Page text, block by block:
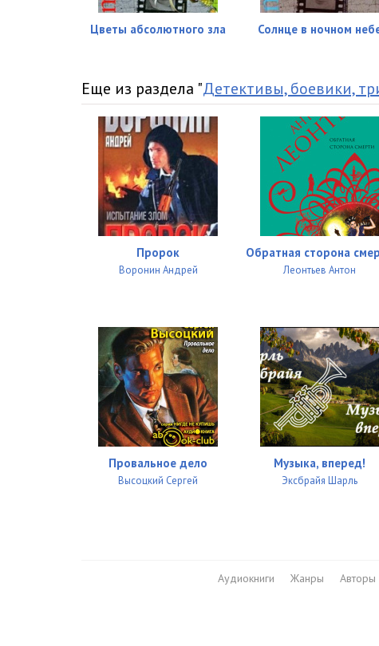
Цветы абсолютного зла Солнце в ночном
Еще из раздела "Детективы, боевики,
Пророк
Воронин Андрей
Обратная сторона
Леонтьев Антон
Провальное дело
Высоцкий Сергей
Музыка, вперед!
Эксбрайя Шарль
Аудиокниги Жанры Авторы